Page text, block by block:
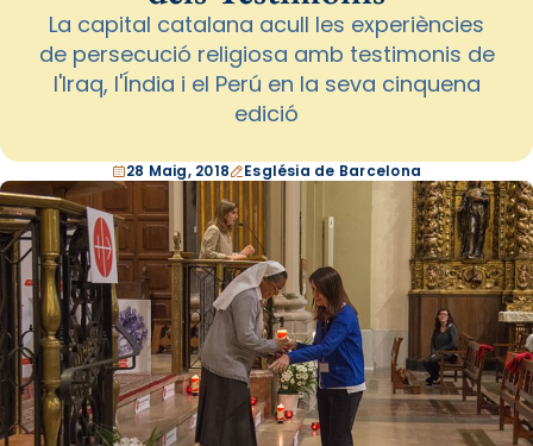
La capital catalana acull les experiències
de persecució religiosa amb testimonis de
l'Iraq, l'Índia i el Perú en la seva cinquena
edició
28 Maig, 2018 Església de Barcelona